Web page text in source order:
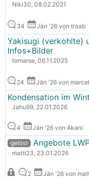
Niki30, 08.02.2021
34 Jän '26 von traab
Yakisugi (verkohlte)
Infos+Bilder
tomarse, 06.11.2025
24 Jän '26 von
Kondensation im
Jahu99, 22.01.2026
4
Jän '26 von Akani
·gelöst· Angebote
matti23, 23.01.2026
2 Jän '26 von